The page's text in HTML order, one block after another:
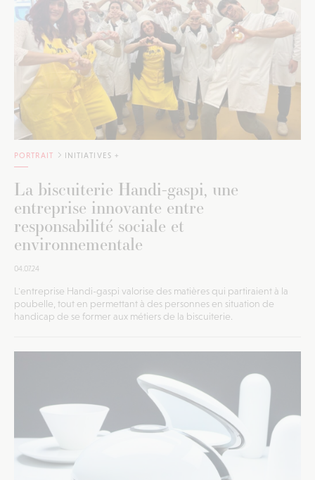
PORTRAIT INITIATIVES +
La biscuiterie Handi-gaspi, une
entreprise innovante entre
responsabilité sociale et
environnementale
04.07.24
L'entreprise Handi-gaspi valorise des matières qui partiraient à la
poubelle, tout en permettant à des personnes en situation de
handicap de se former aux métiers de la biscuiterie.